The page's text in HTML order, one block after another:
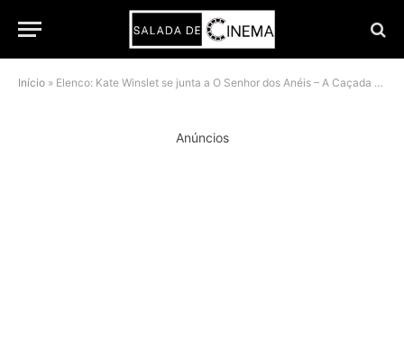
Início » Elenco: Kate Winslet se junta a O Senhor dos Anéis – A Caçada por Gollum; Elijah Wood e Ian McKellen retornam
Anúncios